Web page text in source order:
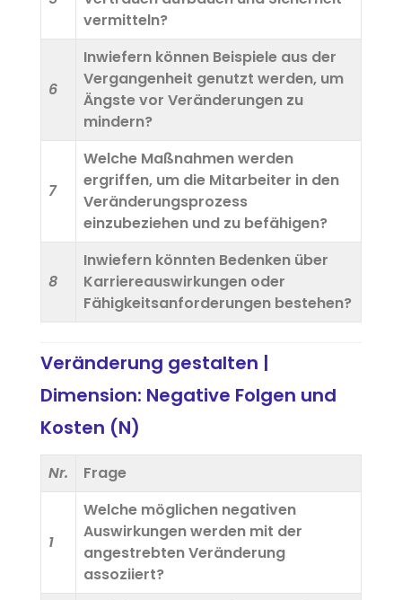
vermitteln?
6
Inwiefern können Beispiele aus der
Vergangenheit genutzt werden, um
Ängste vor Veränderungen zu
mindern?
7
Welche Maßnahmen werden
ergriffen, um die Mitarbeiter in den
Veränderungsprozess
einzubeziehen und zu befähigen?
8
Inwiefern könnten Bedenken über
Karriereauswirkungen oder
Fähigkeitsanforderungen bestehen?
Veränderung gestalten |
Dimension: Negative Folgen und
Kosten (N)
Nr. Frage
1
Welche möglichen negativen
Auswirkungen werden mit der
angestrebten Veränderung
assoziiert?